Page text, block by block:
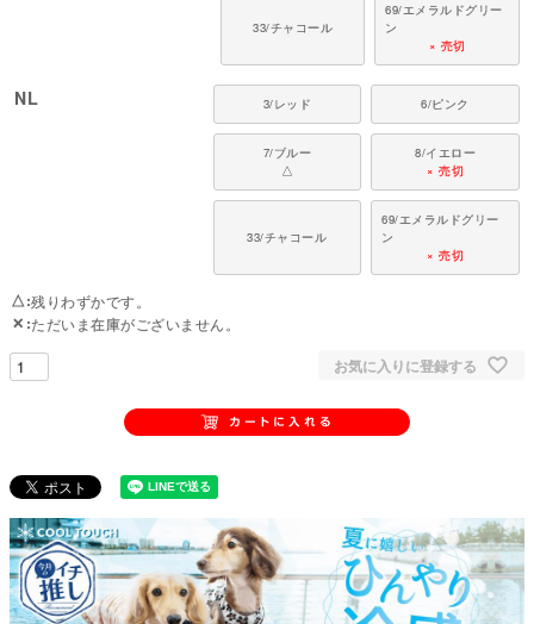
33/チャコール
69/エメラルドグリー
ン
× 売切
NL 3/レッド 6/ピンク
7/ブルー
△
8/イエロー
× 売切
33/チャコール
69/エメラルドグリー
ン
× 売切
△ 残りわずかです。
✕ ただいま在庫がございません。
お気に入りに登録する